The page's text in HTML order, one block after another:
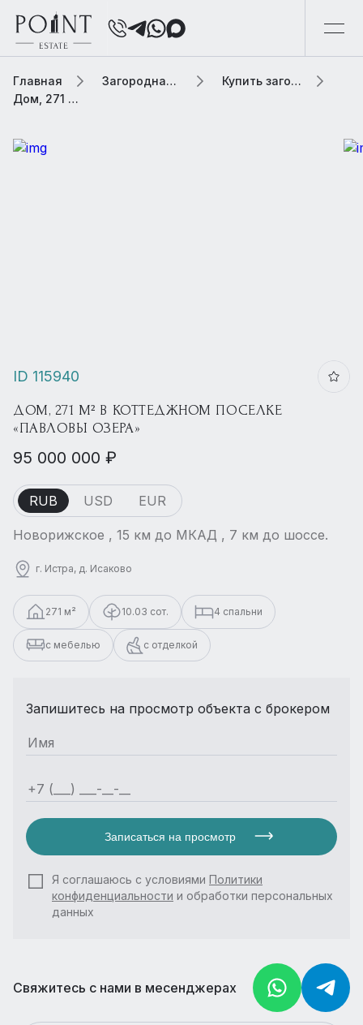
Главная Загородная элитная недвижимость
Купить загородную элитную недвижимость
Дом, 271 м² В коттеджном поселке «Павловы Озера»
ID 115940
ДОМ, 271 М² В КОТТЕДЖНОМ ПОСЕЛКЕ
«ПАВЛОВЫ ОЗЕРА»
95 000 000 ₽
RUB USD EUR
Новорижское , 15 км до МКАД , 7 км до шоссе.
г. Истра, д. Исаково
271 м² 10.03 сот. 4 спальни
с мебелью с отделкой
Запишитесь на просмотр объекта с брокером
Записаться на просмотр
Я соглашаюсь с условиями Политики
конфиденциальности и обработки персональных
данных
Свяжитесь с нами в месенджерах